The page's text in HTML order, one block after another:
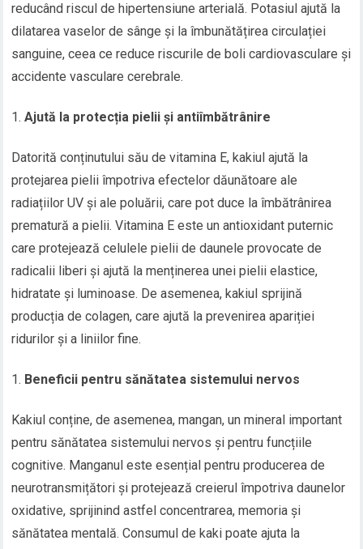
reducând riscul de hipertensiune arterială. Potasiul ajută la
dilatarea vaselor de sânge și la îmbunătățirea circulației
sanguine, ceea ce reduce riscurile de boli cardiovasculare și
accidente vasculare cerebrale.
Ajută la protecția pielii și antiîmbătrânire
Datorită conținutului său de vitamina E, kakiul ajută la
protejarea pielii împotriva efectelor dăunătoare ale
radiațiilor UV și ale poluării, care pot duce la îmbătrânirea
prematură a pielii. Vitamina E este un antioxidant puternic
care protejează celulele pielii de daunele provocate de
radicalii liberi și ajută la menținerea unei pielii elastice,
hidratate și luminoase. De asemenea, kakiul sprijină
producția de colagen, care ajută la prevenirea apariției
ridurilor și a liniilor fine.
Beneficii pentru sănătatea sistemului nervos
Kakiul conține, de asemenea, mangan, un mineral important
pentru sănătatea sistemului nervos și pentru funcțiile
cognitive. Manganul este esențial pentru producerea de
neurotransmițători și protejează creierul împotriva daunelor
oxidative, sprijinind astfel concentrarea, memoria și
sănătatea mentală. Consumul de kaki poate ajuta la